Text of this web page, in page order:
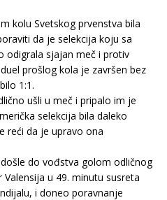
kolu Svetskog prvenstva bila
da je selekcija koju sa
odigrala sjajan meč i protiv
prošlog kola je završen bez
1:1.
ušli u meč i pripalo im je
selekcija bila daleko
reći da je upravo ona
do vođstva golom odličnog
u 49. minutu susreta
i doneo poravnanje